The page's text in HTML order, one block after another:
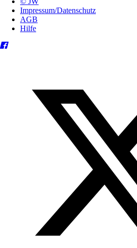
Impressum/Datenschutz
AGB
Hilfe